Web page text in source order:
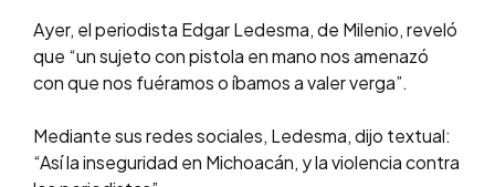
Ayer, el periodista Edgar Ledesma, de Milenio, reveló
que “un sujeto con pistola en mano nos amenazó
con que nos fuéramos o íbamos a valer verga”.
Mediante sus redes sociales, Ledesma, dijo textual:
“Así la inseguridad en Michoacán, y la violencia contra